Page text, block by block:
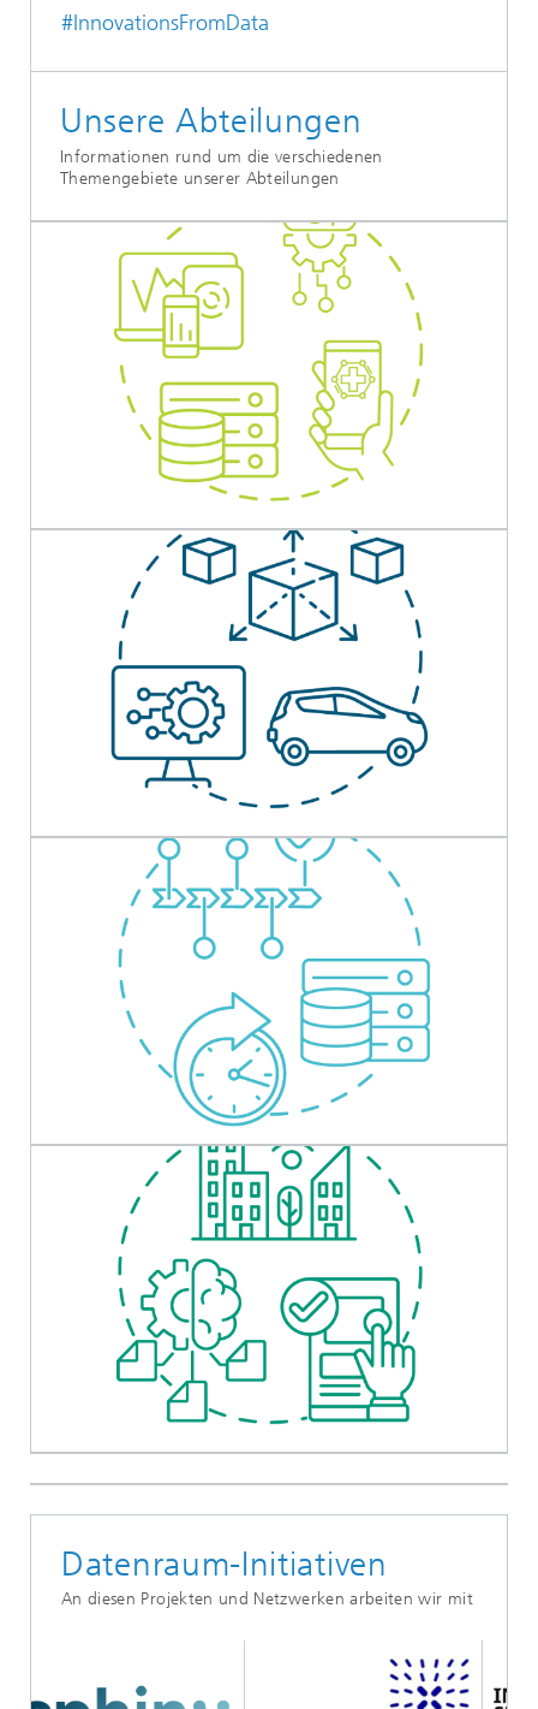
#InnovationsFromData
Unsere Abteilungen
Informationen rund um die verschiedenen
Themengebiete unserer Abteilungen
Datenraum-Initiativen
An diesen Projekten und Netzwerken arbeiten wir mit